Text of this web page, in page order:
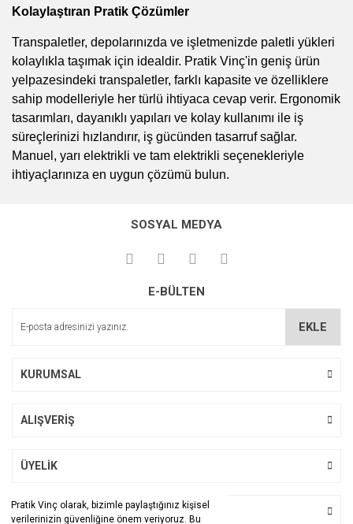
Pratik Vinç olarak, bizimle paylaştığınız kişisel
verilerinizin güvenliğine önem veriyoruz. Bu
Kolaylaştıran Pratik Çözümler
Transpaletler, depolarınızda ve işletmenizde paletli yükleri
kolaylıkla taşımak için idealdir. Pratik Vinç'in geniş ürün
yelpazesindeki transpaletler, farklı kapasite ve özelliklere
sahip modelleriyle her türlü ihtiyaca cevap verir. Ergonomik
tasarımları, dayanıklı yapıları ve kolay kullanımı ile iş
süreçlerinizi hızlandırır, iş gücünden tasarruf sağlar.
Manuel, yarı elektrikli ve tam elektrikli seçenekleriyle
ihtiyaçlarınıza en uygun çözümü bulun.
SOSYAL MEDYA
E-BÜLTEN
EKLE
KURUMSAL
ALIŞVERİŞ
ÜYELİK
BİZİ TAKİP EDİN